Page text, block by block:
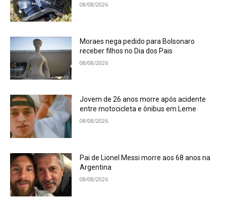
08/08/2026
Moraes nega pedido para Bolsonaro
receber filhos no Dia dos Pais
08/08/2026
Jovem de 26 anos morre após acidente
entre motocicleta e ônibus em Leme
08/08/2026
Pai de Lionel Messi morre aos 68 anos na
Argentina
08/08/2026